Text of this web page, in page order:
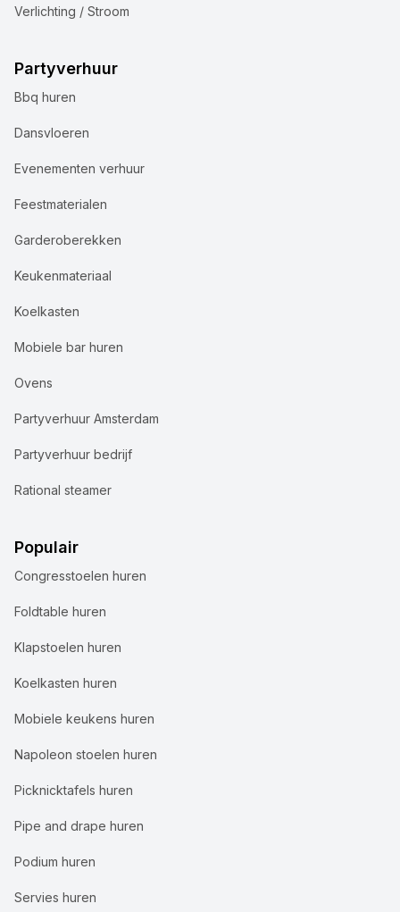
Verlichting / Stroom
Partyverhuur
Bbq huren
Dansvloeren
Evenementen verhuur
Feestmaterialen
Garderoberekken
Keukenmateriaal
Koelkasten
Mobiele bar huren
Ovens
Partyverhuur Amsterdam
Partyverhuur bedrijf
Rational steamer
Populair
Congresstoelen huren
Foldtable huren
Klapstoelen huren
Koelkasten huren
Mobiele keukens huren
Napoleon stoelen huren
Picknicktafels huren
Pipe and drape huren
Podium huren
Servies huren